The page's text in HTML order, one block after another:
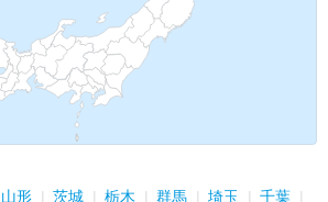
山形 茨城 栃木 群馬 埼玉
千葉